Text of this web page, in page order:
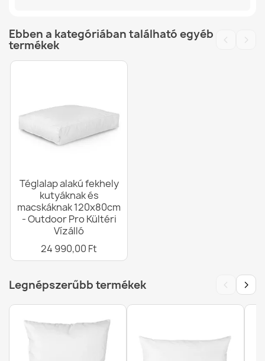
Ebben a kategóriában található egyéb
termékek ‹ ›
Téglalap alakú fekhely
kutyáknak és
macskáknak 120x80cm
- Outdoor Pro Kültéri
Vízálló
24 990,00 Ft
Legnépszerűbb termékek ‹ ›